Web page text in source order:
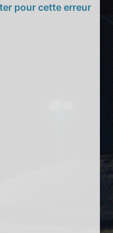
pour cette erreur